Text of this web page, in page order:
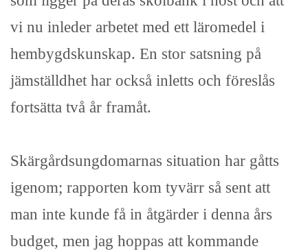
vi nu inleder arbetet med ett läromedel i
hembygdskunskap. En stor satsning på
jämställdhet har också inletts och föreslås
fortsätta två år framåt.
Skärgårdsungdomarnas situation har gåtts
igenom; rapporten kom tyvärr så sent att
man inte kunde få in åtgärder i denna års
budget, men jag hoppas att kommande